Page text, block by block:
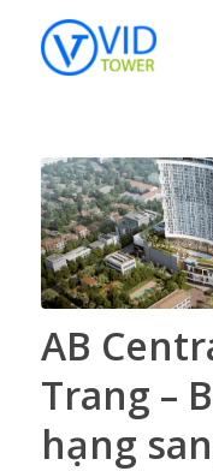
AB
Trang –
hạng